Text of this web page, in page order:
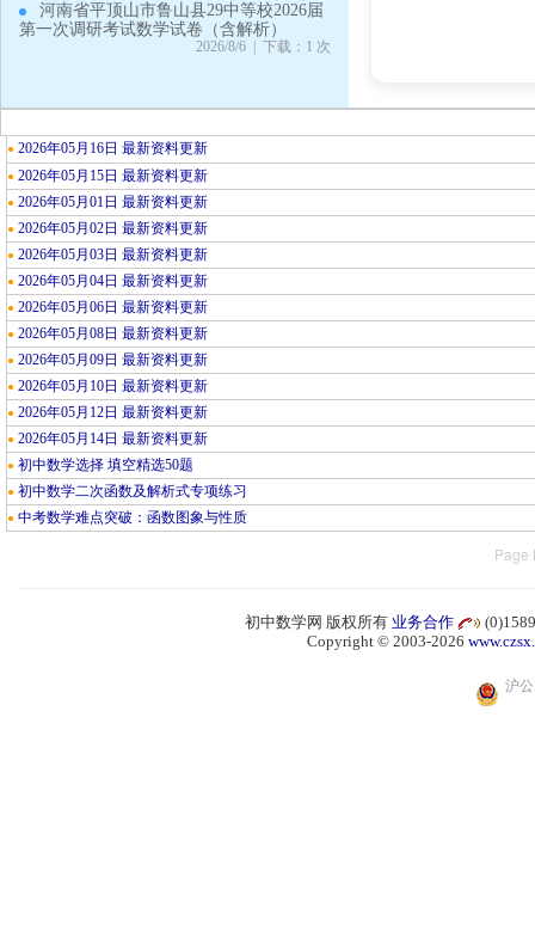
河南省平顶山市鲁山县29中等校2026届
第一次调研考试数学试卷（含解析）
2026/8/6 | 下载：1 次
● 2026年05月16日 最新资料更新
● 2026年05月15日 最新资料更新
● 2026年05月01日 最新资料更新
● 2026年05月02日 最新资料更新
● 2026年05月03日 最新资料更新
● 2026年05月04日 最新资料更新
● 2026年05月06日 最新资料更新
● 2026年05月08日 最新资料更新
● 2026年05月09日 最新资料更新
● 2026年05月10日 最新资料更新
● 2026年05月12日 最新资料更新
● 2026年05月14日 最新资料更新
● 初中数学选择 填空精选50题
● 初中数学二次函数及解析式专项练习
● 中考数学难点突破：函数图象与性质
Page
初中数学网 版权所有 业务合作
Copyright © 2003-2026
沪公